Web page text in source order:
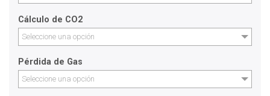
Cálculo de CO2
Seleccione una opción
Pérdida de Gas
Seleccione una opción